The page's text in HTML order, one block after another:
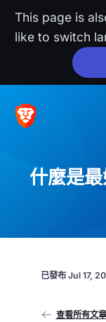
This page is
like to switch
什麼是
已發布 Jul 17,
查看所有文章